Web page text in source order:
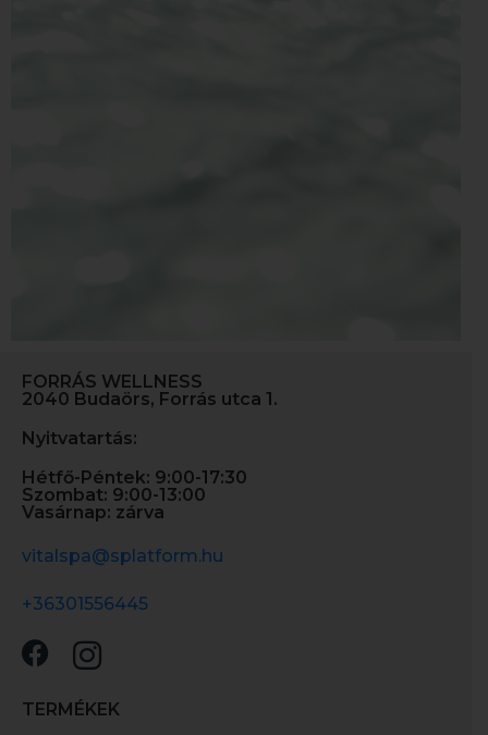
FORRÁS WELLNESS
2040 Budaörs, Forrás utca 1.
Nyitvatartás:
Hétfő-Péntek: 9:00-17:30
Szombat: 9:00-13:00
Vasárnap: zárva
vitalspa@splatform.hu
+36301556445
TERMÉKEK